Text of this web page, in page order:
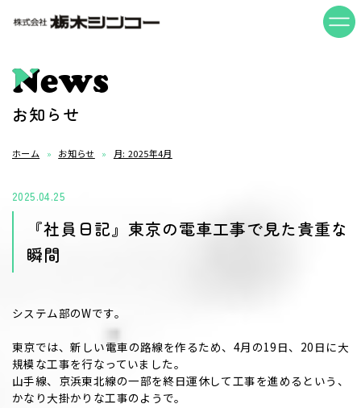
News
お知らせ
ホーム お知らせ 月:2025年4月
2025.04.25
『社員日記』東京の電車工事で見た貴重な
瞬間
システム部のWです。
東京では、新しい電車の路線を作るため、4月の19日、20日に大
規模な工事を行なっていました。
山手線、京浜東北線の一部を終日運休して工事を進めるという、
かなり大掛かりな工事のようで。